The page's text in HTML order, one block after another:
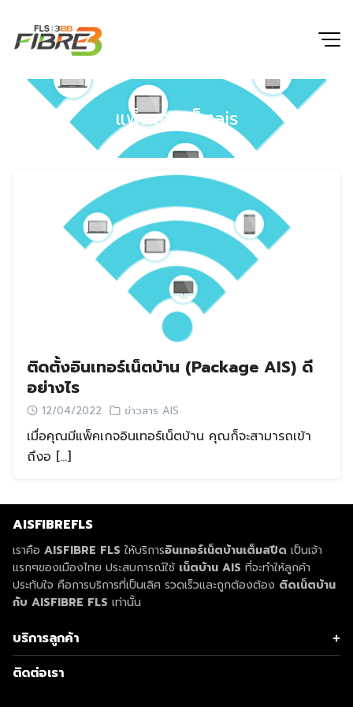
content
Search
for:
Search
แพ็กเกจเน็ตais
ติดตั้งอินเทอร์เน็ตบ้าน (Package AIS) ดี
อย่างไร
12/04/2022 ข่าวสาร AIS
เมื่อคุณมีแพ็คเกจอินเทอร์เน็ตบ้าน คุณก็จะสามารถเข้า
ถึงอ […]
AISFIBREFLS
เราคือ AISFIBRE FLS ให้บริการอินเทอร์เน็ตบ้านเต็มสปีด เป็นเจ้า
แรกๆของเมืองไทย ประสบการณ์ใช้ เน็ตบ้าน AIS ที่จะทำให้ลูกค้า
ประทับใจ คือการบริการที่เป็นเลิศ รวดเร็วและถูกต้องต้อง ติดเน็ตบ้าน
กับ AISFIBRE FLS เท่านั้น
บริการลูกค้า
เกี่ยวกับ AIS
ติดเน็ตบ้าน AIS
ติดต่อเรา